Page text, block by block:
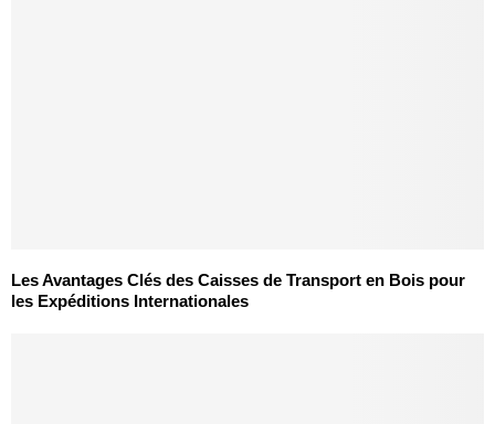
Les Avantages Clés des Caisses de Transport en Bois pour
les Expéditions Internationales